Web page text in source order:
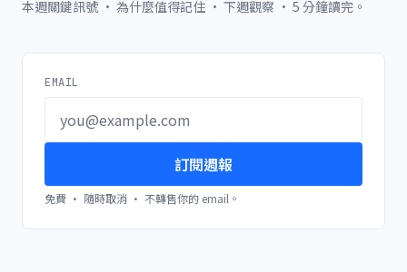
本週關鍵訊號 · 為什麼值得記住 · 下週觀察 · 5 分鐘讀完。
EMAIL
訂閱週報
免費 · 隨時取消 · 不轉售你的 email。